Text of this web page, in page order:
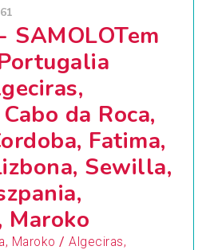
SAMOLOTem
da Roca,
Fatima,
Sewilla,
Maroko
Maroko / Algeciras,